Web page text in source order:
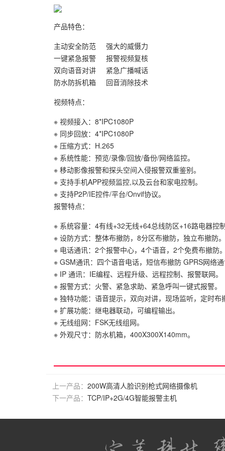
产品特色：
主动安全防范 强大的威慑力
一键紧急报警 报警视频复核
双向语音对讲 紧急广播喊话
防水防拆机箱 回音消除技术
视频特点：
※ 视频接入：8*IPC1080P
※ 同步回放：4*IPC1080P
※ 压缩方式：H.265
※ 系统性能：预览/录像/回放/备份/网络监控。
※ 移动影像报警和探头空间入侵报警双重鉴别。
※ 支持手机APP视频监控,以及云台和家电控制。
※ 支持P2P/IE控件/平台/Onvif协议。
报警特点：
※ 系统容量：4有线+32无线+64总线防区+16路电器控
※ 设防方式：整体布撤防，8分区布撤防，独立布撤防
※ 电话通讯：2个报警中心，4个语音，2个免费布撤防
※ GSM通讯：四个语音电话，短信布撤防 GPRS网络
※ IP 通讯：IE编程、远程升级、远程控制、报警联网。
※ 报警方式：火警、紧急求助、紧急呼叫一键式报警。
※ 独特功能：语音提示，双向对讲，现场监听，定时
※ 扩展功能：继电器联动，可编程输出。
※ 无线组网：FSK无线组网。
※ 外观尺寸：防水机箱，400X300X140mm。
上一产品： 200W高清人脸识别枪式网络摄像机
下一产品： TCP/IP+2G/4G智能报警主机